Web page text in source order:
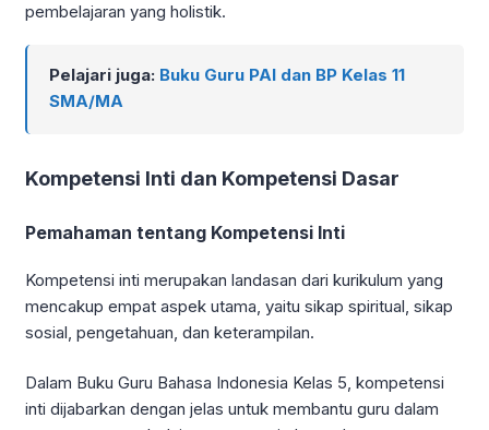
pembelajaran yang holistik.
Pelajari juga: Buku Guru PAI dan BP Kelas 11
SMA/MA
Kompetensi Inti dan Kompetensi Dasar
Pemahaman tentang Kompetensi Inti
Kompetensi inti merupakan landasan dari kurikulum yang
mencakup empat aspek utama, yaitu sikap spiritual, sikap
sosial, pengetahuan, dan keterampilan.
Dalam Buku Guru Bahasa Indonesia Kelas 5, kompetensi
inti dijabarkan dengan jelas untuk membantu guru dalam